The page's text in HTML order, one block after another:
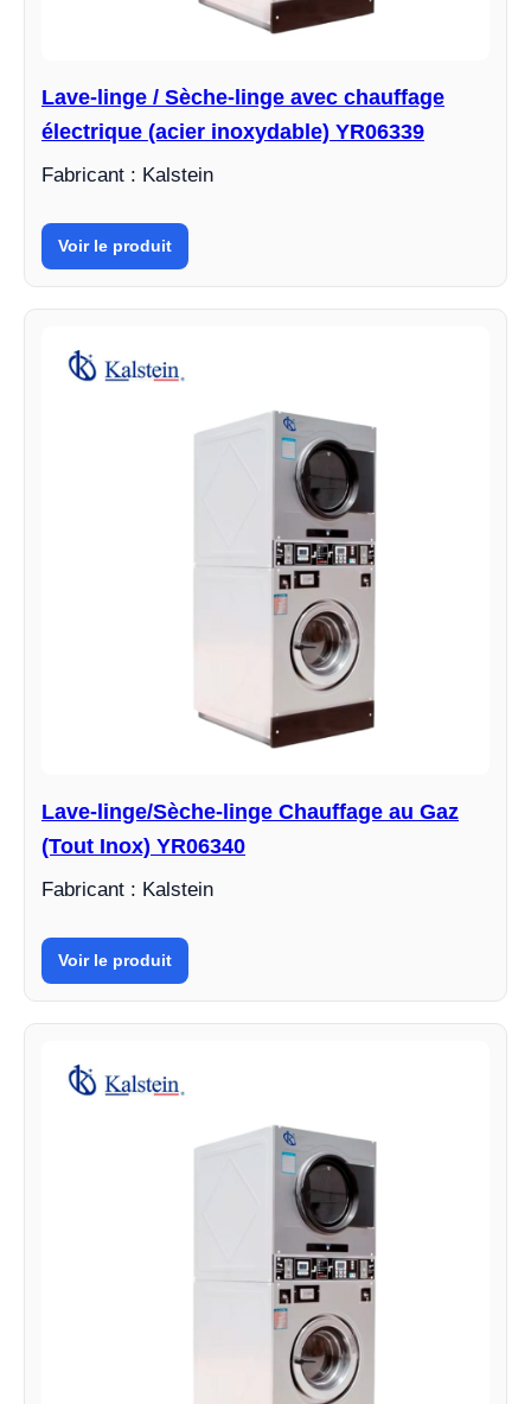
Lave-linge / Sèche-linge avec chauffage
électrique (acier inoxydable) YR06339
Fabricant : Kalstein
Voir le produit
Lave-linge/Sèche-linge Chauffage au Gaz
(Tout Inox) YR06340
Fabricant : Kalstein
Voir le produit